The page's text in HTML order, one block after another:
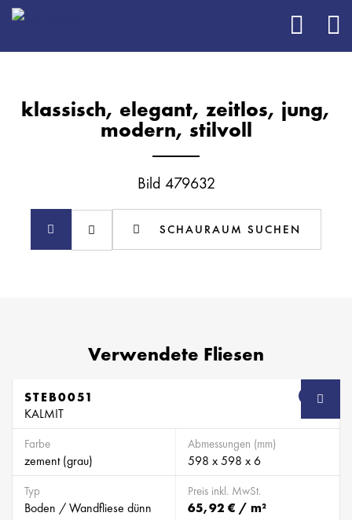
klassisch, elegant, zeitlos, jung,
modern, stilvoll
Bild 479632
SCHAURAUM SUCHEN
Verwendete Fliesen
SB
STEB0051
KALMIT
Farbe
zement (grau)
Abmessungen (mm)
598 x 598 x 6
Typ
Boden / Wandfliese dünn
Preis inkl. MwSt.
65,92 € / m²